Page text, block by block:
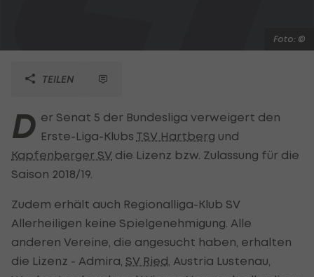
Foto: ©
TEILEN
D er Senat 5 der Bundesliga verweigert den
Erste-Liga-Klubs TSV Hartberg und
Kapfenberger SV die Lizenz bzw. Zulassung für die
Saison 2018/19.
Zudem erhält auch Regionalliga-Klub SV
Allerheiligen keine Spielgenehmigung. Alle
anderen Vereine, die angesucht haben, erhalten
die Lizenz - Admira, SV Ried , Austria Lustenau,